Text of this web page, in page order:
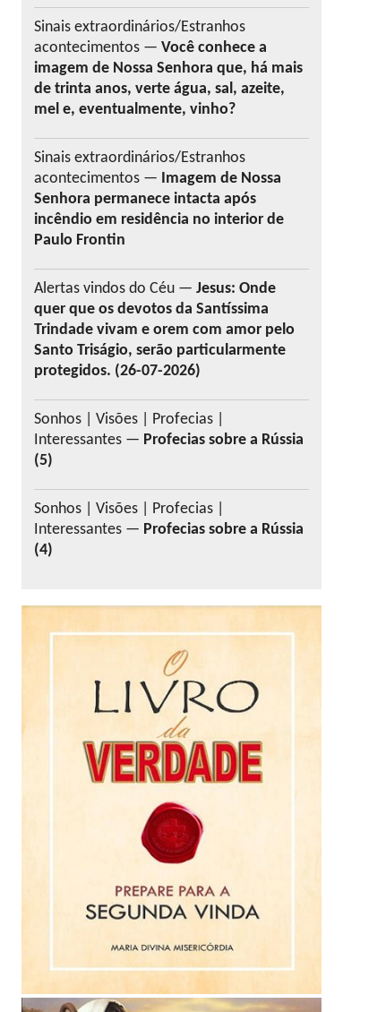
Sinais extraordinários/Estranhos
acontecimentos — Você conhece a
imagem de Nossa Senhora que, há mais
de trinta anos, verte água, sal, azeite,
mel e, eventualmente, vinho?
Sinais extraordinários/Estranhos
acontecimentos — Imagem de Nossa
Senhora permanece intacta após
incêndio em residência no interior de
Paulo Frontin
Alertas vindos do Céu — Jesus: Onde
quer que os devotos da Santíssima
Trindade vivam e orem com amor pelo
Santo Triságio, serão particularmente
protegidos. (26-07-2026)
Sonhos | Visões | Profecias |
Interessantes — Profecias sobre a Rússia
(5)
Sonhos | Visões | Profecias |
Interessantes — Profecias sobre a Rússia
(4)